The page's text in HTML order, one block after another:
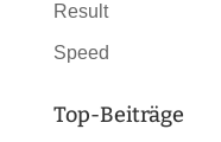
Result
Speed
Top-Beiträge